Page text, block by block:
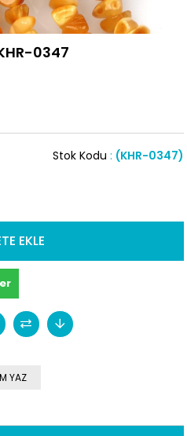
0347
(KHR-0347)
Stok Kodu
YAZ